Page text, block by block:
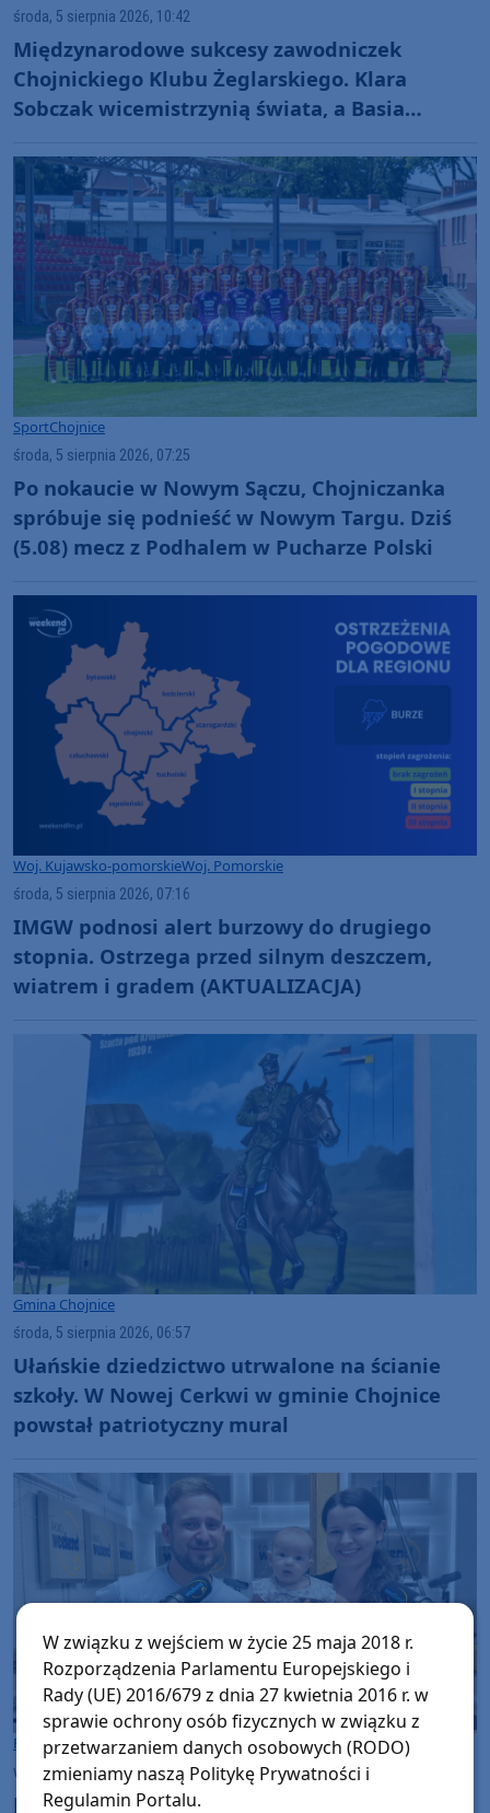
środa, 5 sierpnia 2026, 10:42
Międzynarodowe sukcesy zawodniczek
Chojnickiego Klubu Żeglarskiego. Klara
Sobczak wicemistrzynią świata, a Basia
wynik"
SportChojnice
środa, 5 sierpnia 2026, 07:25
Po nokaucie w Nowym Sączu, Chojniczanka
spróbuje się podnieść w Nowym Targu. Dziś
(5.08) mecz z Podhalem w Pucharze Polski
Woj. Kujawsko-pomorskieWoj. Pomorskie
środa, 5 sierpnia 2026, 07:16
IMGW podnosi alert burzowy do drugiego
stopnia. Ostrzega przed silnym deszczem,
wiatrem i gradem (AKTUALIZACJA)
Gmina Chojnice
środa, 5 sierpnia 2026, 06:57
Ułańskie dziedzictwo utrwalone na ścianie
szkoły. W Nowej Cerkwi w gminie Chojnice
powstał patriotyczny mural
Rozmowy w Weekend FM Chojnice
wtorek, 4 sierpnia 2026, 14:00
Jeszcze niedawno zakładał policyjny mundur.
W związku z wejściem w życie 25 maja 2018 r.
Rozporządzenia Parlamentu Europejskiego i
Rady (UE) 2016/679 z dnia 27 kwietnia 2016 r. w
sprawie ochrony osób fizycznych w związku z
przetwarzaniem danych osobowych (RODO)
zmieniamy naszą Politykę Prywatności i
Regulamin Portalu.